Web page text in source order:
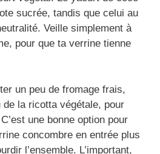
sucrée, tandis que celui au
Veille simplement à
pour que ta verrine tienne
un peu de fromage frais,
de la ricotta végétale, pour
une bonne option pour
concombre en entrée plus
l’ensemble. L’important,